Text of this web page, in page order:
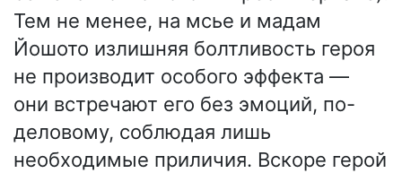
Тем не менее, на мсье и мадам
Йошото излишняя болтливость героя
не производит особого эффекта —
они встречают его без эмоций, по-
деловому, соблюдая лишь
необходимые приличия. Вскоре герой